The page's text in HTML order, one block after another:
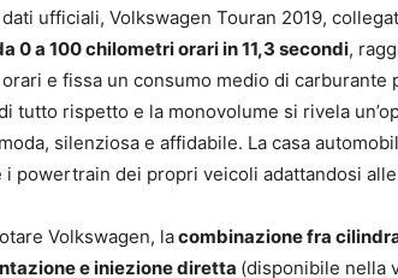
ufficiali, Volkswagen Touran 2019,
0 a 100 chilometri orari in 11,3 secondi,
e fissa un consumo medio di carburante
tutto rispetto e la monovolume si rivela
silenziosa e affidabile. La casa
i powertrain dei propri veicoli adattandosi
Volkswagen, lacombinazione fra
e iniezione diretta (disponibile nella